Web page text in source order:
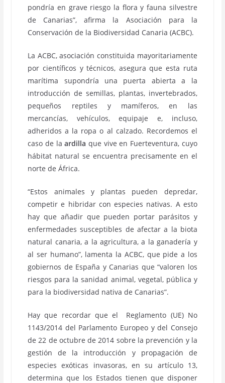
pondría en grave riesgo la flora y fauna silvestre
de Canarias”, afirma la Asociación para la
Conservación de la Biodiversidad Canaria (ACBC).
La ACBC, asociación constituida mayoritariamente
por científicos y técnicos, asegura que esta ruta
marítima supondría una puerta abierta a la
introducción de semillas, plantas, invertebrados,
pequeños reptiles y mamíferos, en las
mercancías, vehículos, equipaje e, incluso,
adheridos a la ropa o al calzado. Recordemos el
caso de laardilla que vive en Fuerteventura, cuyo
hábitat natural se encuentra precisamente en el
norte de África.
“Estos animales y plantas pueden depredar,
competir e hibridar con especies nativas. A esto
hay que añadir que pueden portar parásitos y
enfermedades susceptibles de afectar a la biota
natural canaria, a la agricultura, a la ganadería y
al ser humano”, lamenta la ACBC, que pide a los
gobiernos de España y Canarias que “valoren los
riesgos para la sanidad animal, vegetal, pública y
para la biodiversidad nativa de Canarias”.
Hay que recordar que el Reglamento (UE) No
1143/2014 del Parlamento Europeo y del Consejo
de 22 de octubre de 2014 sobre la prevención y la
gestión de la introducción y propagación de
especies exóticas invasoras, en su artículo 13,
determina que los Estados tienen que disponer